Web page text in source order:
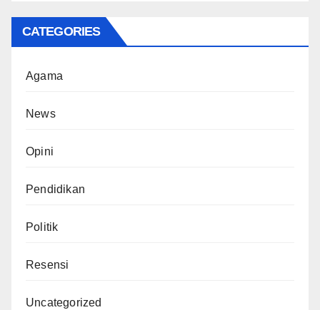
CATEGORIES
Agama
News
Opini
Pendidikan
Politik
Resensi
Uncategorized